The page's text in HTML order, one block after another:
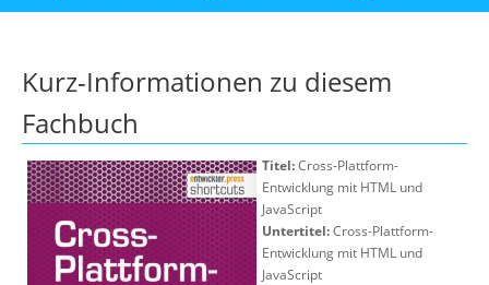
Kurz-Informationen zu diesem
Fachbuch
Titel:Cross-Plattform-
Entwicklung mit HTML und
JavaScript
Untertitel:Cross-Plattform-
Entwicklung mit HTML und
JavaScript